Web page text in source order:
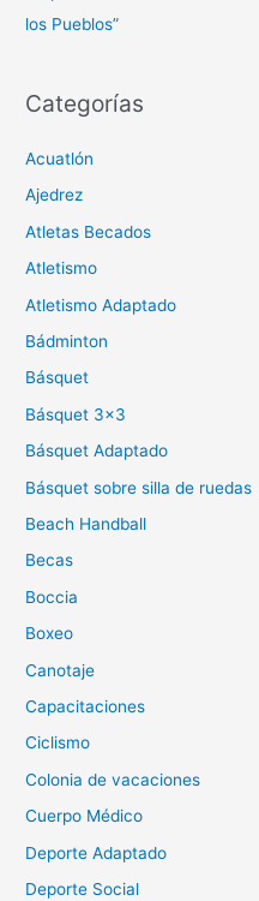
los Pueblos”
Categorías
Acuatlón
Ajedrez
Atletas Becados
Atletismo
Atletismo Adaptado
Bádminton
Básquet
Básquet 3×3
Básquet Adaptado
Básquet sobre silla de ruedas
Beach Handball
Becas
Boccia
Boxeo
Canotaje
Capacitaciones
Ciclismo
Colonia de vacaciones
Cuerpo Médico
Deporte Adaptado
Deporte Social